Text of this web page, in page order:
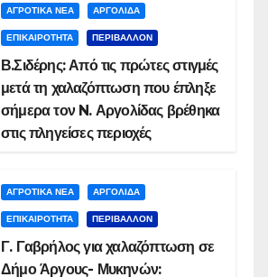
ΑΓΡΟΤΙΚΑ ΝΕΑ ΑΡΓΟΛΙΔΑ
ΕΠΙΚΑΙΡΟΤΗΤΑ ΠΕΡΙΒΑΛΛΟΝ
Β.Σιδέρης: Από τις πρώτες στιγμές
μετά τη χαλαζόπτωση που έπληξε
σήμερα τον N. Αργολίδας βρέθηκα
στις πληγείσες περιοχές
ΑΓΡΟΤΙΚΑ ΝΕΑ ΑΡΓΟΛΙΔΑ
ΕΠΙΚΑΙΡΟΤΗΤΑ ΠΕΡΙΒΑΛΛΟΝ
Γ. Γαβρήλος για χαλαζόπτωση σε
Δήμο Άργους- Μυκηνών: